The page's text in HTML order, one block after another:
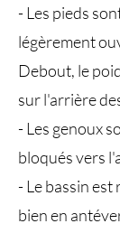
- Les pieds
légèrement
Debout, le
sur l'arrière
- Les genoux
bloqués vers
- Le bassin
bien en